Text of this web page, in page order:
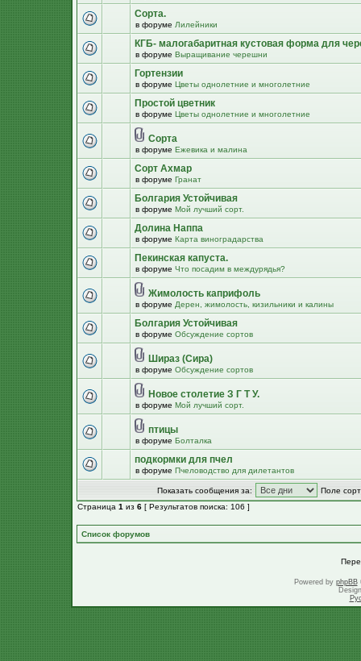
Сорта.
в форуме Лилейники
КГБ- малогабаритная кустовая форма для
в форуме Выращивание черешни
Гортензии
в форуме Цветы однолетние и многолетние
Простой цветник
в форуме Цветы однолетние и многолетние
Сорта
в форуме Ежевика и малина
Сорт Ахмар
в форуме Гранат
Болгария Устойчивая
в форуме Мой лучший сорт.
Долина Наппа
в форуме Карта виноградарства
Пекинская капуста.
в форуме Что посадим в междурядья?
Жимолость каприфоль
в форуме Дерен, жимолость, кизильники и калины
Болгария Устойчивая
в форуме Обсуждение сортов
Шираз (Сира)
в форуме Обсуждение сортов
Новое столетие З Г Т У.
в форуме Мой лучший сорт.
птицы
в форуме Болталка
подкормки для пчел
в форуме Пчеловодство для дилетантов
Показать сообщения за:
Поле
Страница 1 из 6 [ Результатов поиска: 106 ]
Список форумов
Powered by phpBB